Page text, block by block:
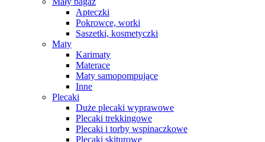
Apteczki
Pokrowce, worki
Saszetki, kosmetyczki
Maty
Karimaty
Materace
Maty samopompujące
Inne
Plecaki
Duże plecaki wyprawowe
Plecaki trekkingowe
Plecaki i torby wspinaczkowe
Plecaki skiturowe